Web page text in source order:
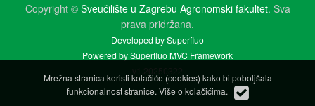
Copyright © Sveučilište u Zagrebu Agronomski fakultet. Sva
prava pridržana.
Developed by Superfluo
Powered by Superfluo MVC Framework
Mrežna stranica koristi kolačiće (cookies) kako bi poboljšala
funkcionalnost stranice. Više o kolačićima.